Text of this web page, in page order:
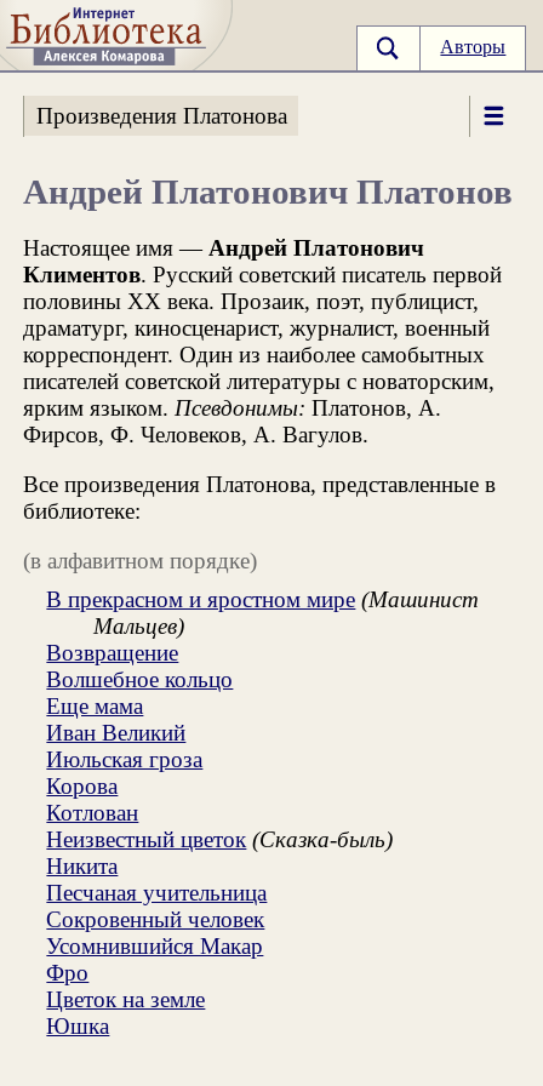
Авторы
Произведения Платонова
Андрей Платонович Платонов
Настоящее имя — Андрей Платонович
Климентов. Русский советский писатель первой
половины XX века. Прозаик, поэт, публицист,
драматург, киносценарист, журналист, военный
корреспондент. Один из наиболее самобытных
писателей советской литературы с новаторским,
ярким языком. Псевдонимы: Платонов, А.
Фирсов, Ф. Человеков, А. Вагулов.
Все произведения Платонова, представленные в
библиотеке:
(в алфавитном порядке)
В прекрасном и яростном мире (Машинист
Мальцев)
Возвращение
Волшебное кольцо
Еще мама
Иван Великий
Июльская гроза
Корова
Котлован
Неизвестный цветок (Сказка-быль)
Никита
Песчаная учительница
Сокровенный человек
Усомнившийся Макар
Фро
Цветок на земле
Юшка